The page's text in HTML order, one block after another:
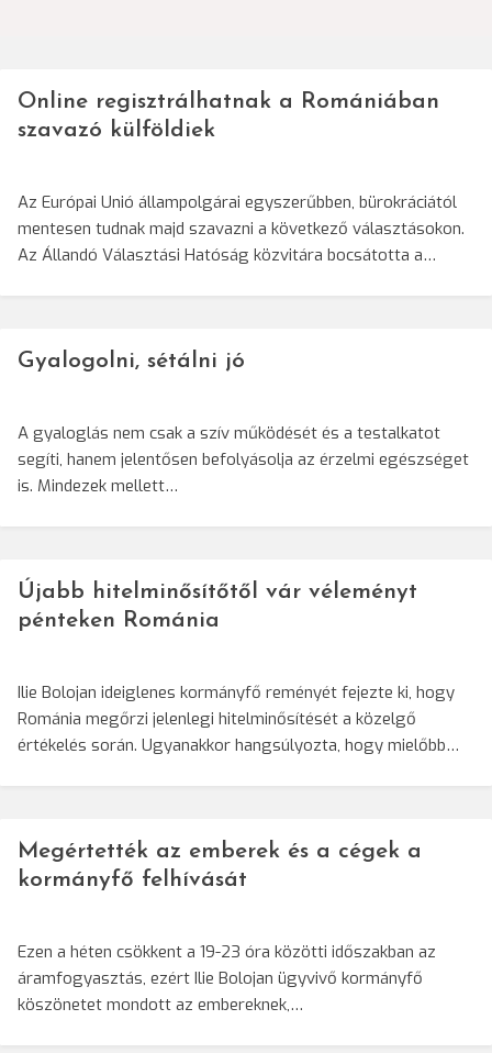
Online regisztrálhatnak a Romániában
szavazó külföldiek
Az Európai Unió állampolgárai egyszerűbben, bürokráciától
mentesen tudnak majd szavazni a következő választásokon.
Az Állandó Választási Hatóság közvitára bocsátotta a…
Gyalogolni, sétálni jó
A gyaloglás nem csak a szív működését és a testalkatot
segíti, hanem jelentősen befolyásolja az érzelmi egészséget
is. Mindezek mellett…
Újabb hitelminősítőtől vár véleményt
pénteken Románia
Ilie Bolojan ideiglenes kormányfő reményét fejezte ki, hogy
Románia megőrzi jelenlegi hitelminősítését a közelgő
értékelés során. Ugyanakkor hangsúlyozta, hogy mielőbb…
Megértették az emberek és a cégek a
kormányfő felhívását
Ezen a héten csökkent a 19-23 óra közötti időszakban az
áramfogyasztás, ezért Ilie Bolojan ügyvivő kormányfő
köszönetet mondott az embereknek,…